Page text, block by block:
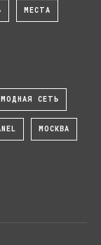
МЕСТА
МОДНАЯ СЕТЬ
МОСКВА